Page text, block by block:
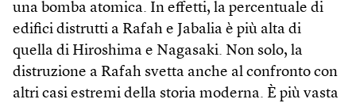
una bomba atomica. In effetti, la percentuale di
edifici distrutti a Rafah e Jabalia è più alta di
quella di Hiroshima e Nagasaki. Non solo, la
distruzione a Rafah svetta anche al confronto con
altri casi estremi della storia moderna. È più vasta